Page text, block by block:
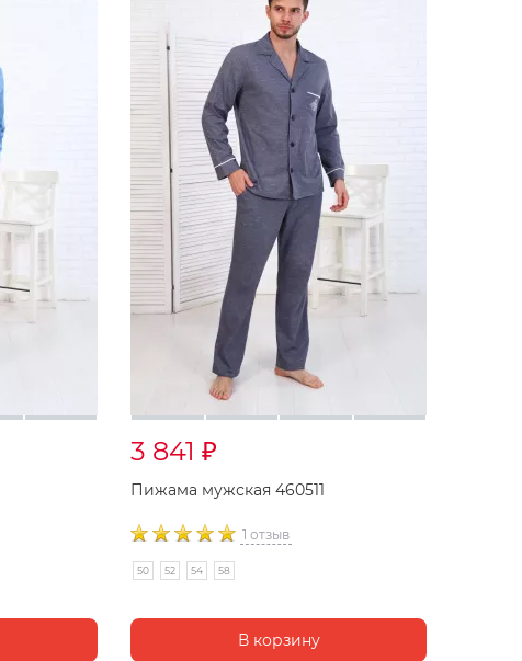
3 841 ₽
Пижама мужская 460511
1 отзыв
50 52 54 58